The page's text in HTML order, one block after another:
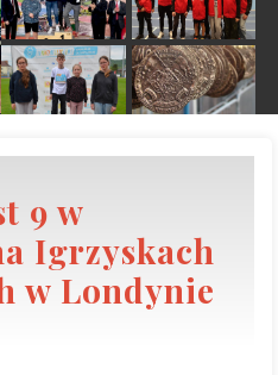
9 w
Igrzyskach
w Londynie